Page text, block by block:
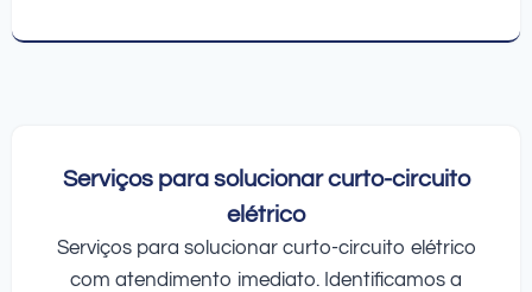
Serviços para solucionar curto-circuito
elétrico
Serviços para solucionar curto-circuito elétrico
com atendimento imediato. Identificamos a